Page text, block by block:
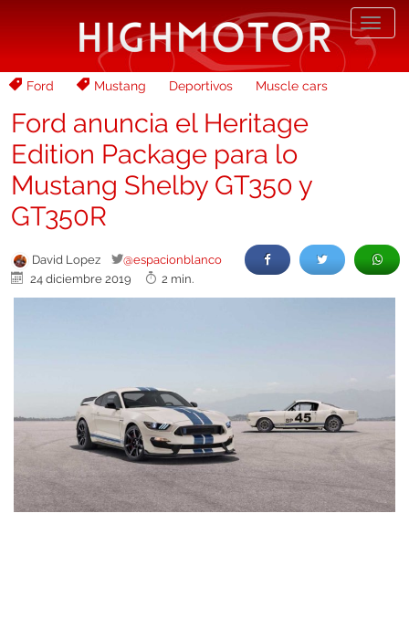
Ford Mustang Deportivos Muscle cars
Ford anuncia el Heritage
Edition Package para lo
Mustang Shelby GT350 y
GT350R
David Lopez
@espacionblanco
24 diciembre 2019
2 min.